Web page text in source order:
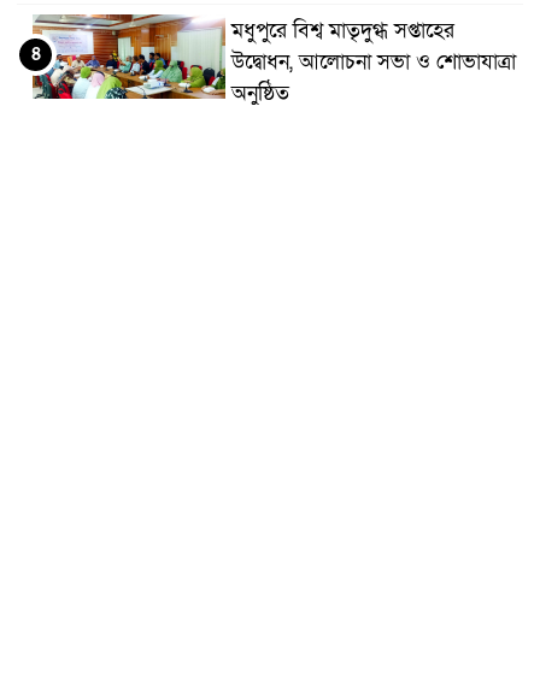
মধুপুরে বিশ্ব মাতৃদুগ্ধ সপ্তাহের
উদ্বোধন, আলোচনা সভা ও শোভাযাত্রা
অনুষ্ঠিত
৪